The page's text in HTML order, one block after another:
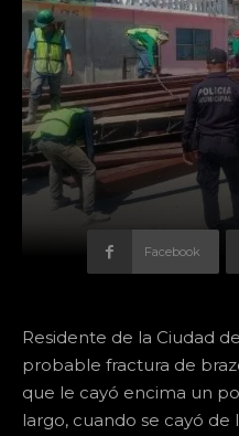
Facebook
Residente de la Ciudad
probable fractura de
que le cayó encima un
largo, cuando se cayó